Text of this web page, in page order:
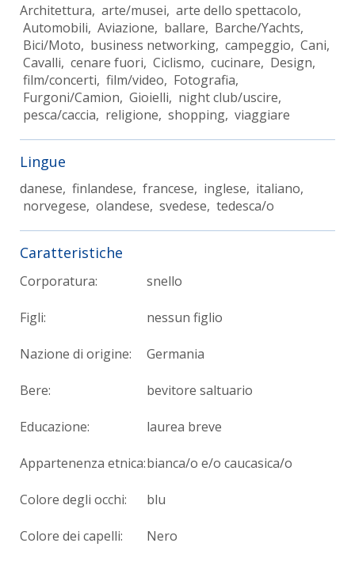
Architettura, arte/musei, arte dello spettacolo,
Automobili, Aviazione, ballare, Barche/Yachts,
Bici/Moto, business networking, campeggio, Cani,
Cavalli, cenare fuori, Ciclismo, cucinare, Design,
film/concerti, film/video, Fotografia,
Furgoni/Camion, Gioielli, night club/uscire,
pesca/caccia, religione, shopping, viaggiare
Lingue
danese, finlandese, francese, inglese, italiano,
norvegese, olandese, svedese, tedesca/o
Caratteristiche
Corporatura: snello
Figli: nessun figlio
Nazione di origine: Germania
Bere: bevitore saltuario
Educazione: laurea breve
Appartenenza etnica:bianca/o e/o caucasica/o
Colore degli occhi: blu
Colore dei capelli: Nero